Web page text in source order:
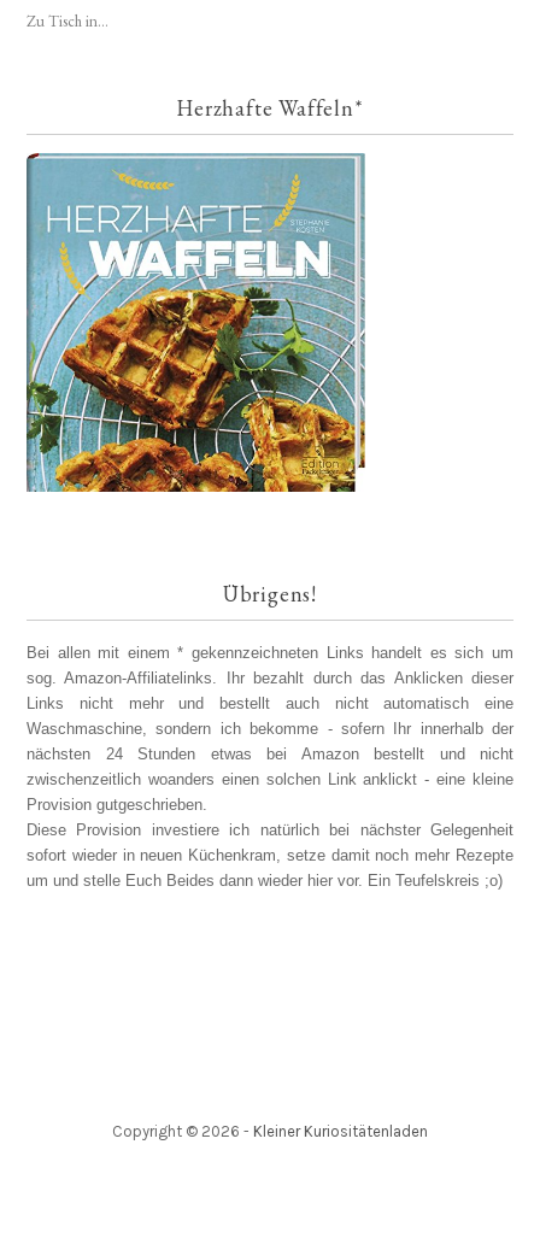
Zu Tisch in...
Herzhafte Waffeln*
Übrigens!
Bei allen mit einem * gekennzeichneten Links handelt es sich um
sog. Amazon-Affiliatelinks. Ihr bezahlt durch das Anklicken dieser
Links nicht mehr und bestellt auch nicht automatisch eine
Waschmaschine, sondern ich bekomme - sofern Ihr innerhalb der
nächsten 24 Stunden etwas bei Amazon bestellt und nicht
zwischenzeitlich woanders einen solchen Link anklickt - eine kleine
Provision gutgeschrieben.
Diese Provision investiere ich natürlich bei nächster Gelegenheit
sofort wieder in neuen Küchenkram, setze damit noch mehr Rezepte
um und stelle Euch Beides dann wieder hier vor. Ein Teufelskreis ;o)
Copyright © 2026 - Kleiner Kuriositätenladen